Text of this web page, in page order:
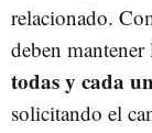
relacionado.
deben mantener
todas y cada
solicitando el